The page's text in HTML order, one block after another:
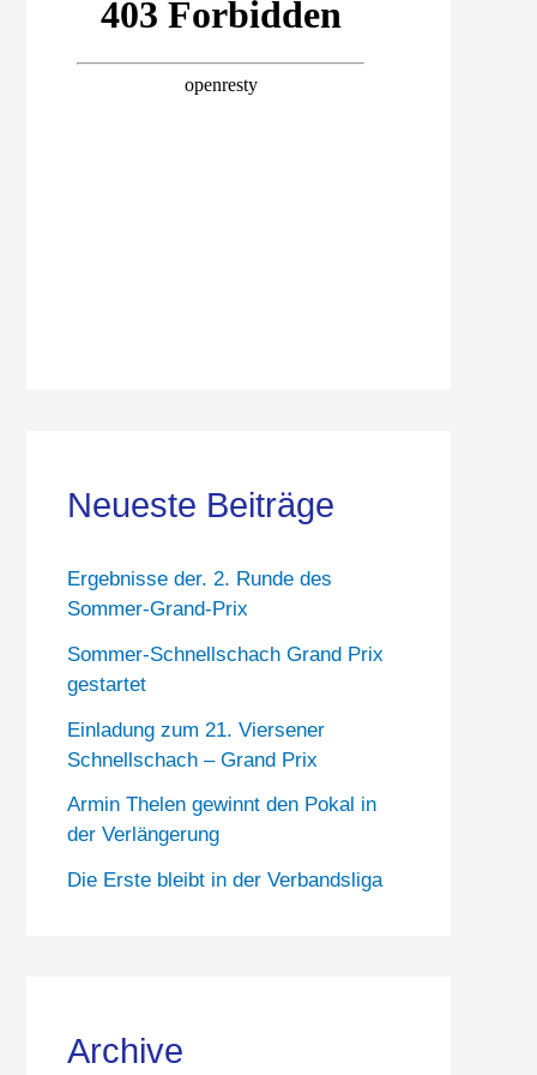
Neueste Beiträge
Ergebnisse der. 2. Runde des
Sommer-Grand-Prix
Sommer-Schnellschach Grand Prix
gestartet
Einladung zum 21. Viersener
Schnellschach – Grand Prix
Armin Thelen gewinnt den Pokal in
der Verlängerung
Die Erste bleibt in der Verbandsliga
Archive